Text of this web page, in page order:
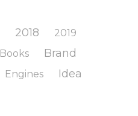
2018 2019
Books Brand
Engines Idea